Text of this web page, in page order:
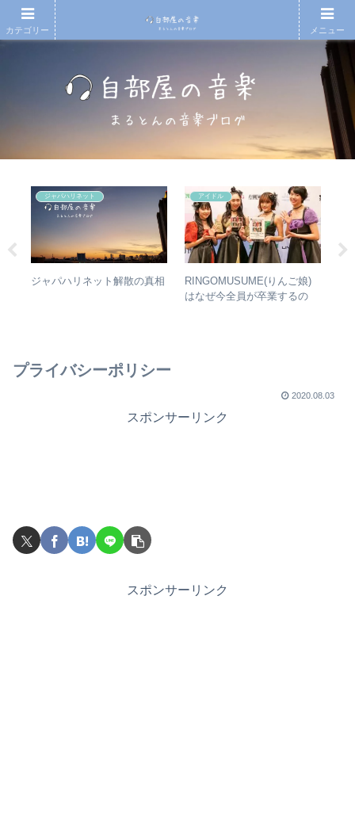
ジャパハリネット
ジャパハリネット解散の真相
アイドル
RINGOMUSUME(りんご娘)
はなぜ今全員が卒業するの
プライバシーポリシー
2020.08.03
スポンサーリンク
スポンサーリンク
カテゴリー メニュー